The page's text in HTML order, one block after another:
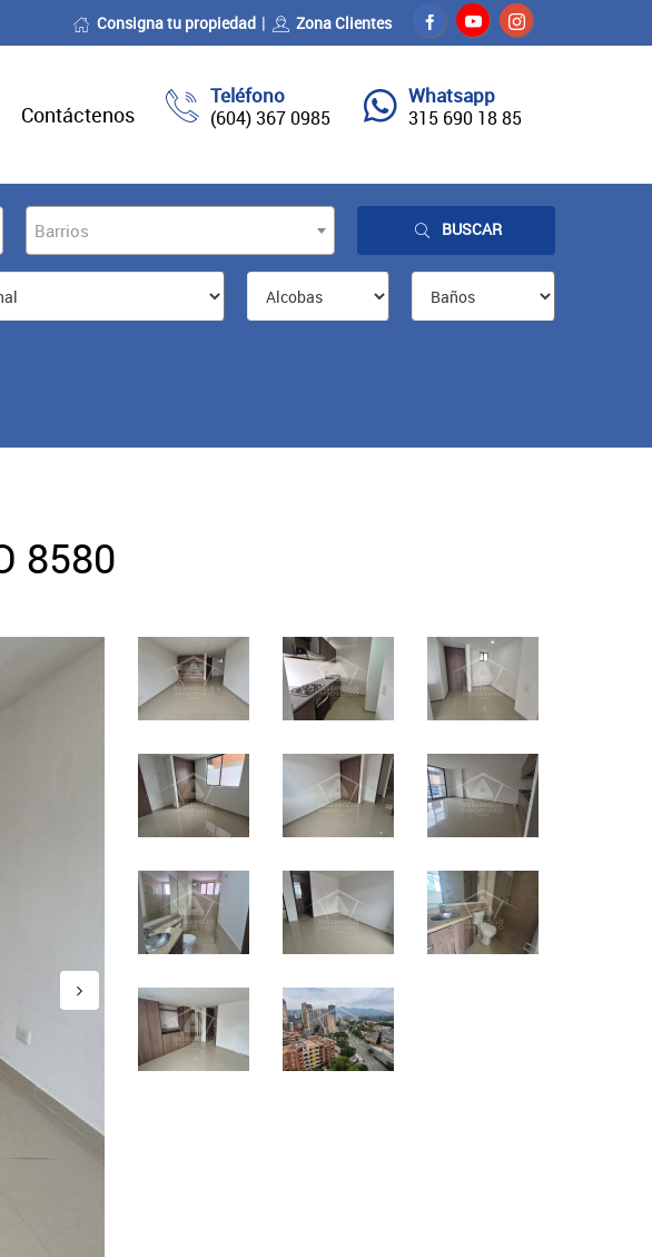
Consigna tu propiedad Zona Clientes
Teléfono
(604) 367 0985
Whatsapp
315 690 18 85
Contáctenos
Barrios BUSCAR
8580